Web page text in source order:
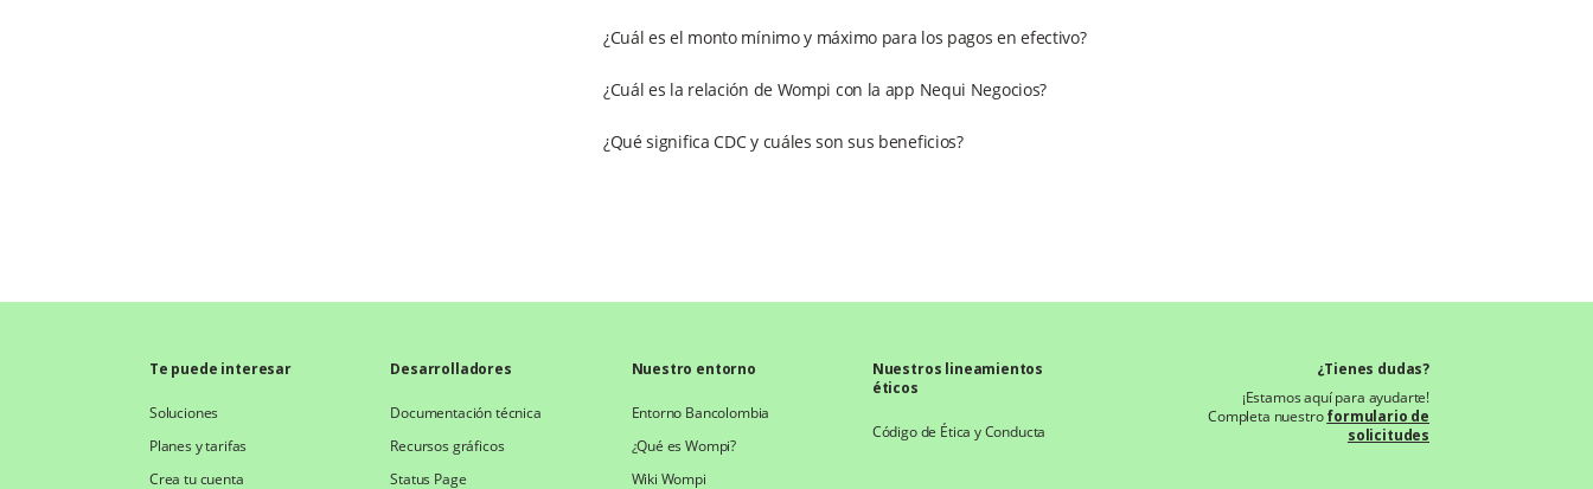
¿Cuál es el monto mínimo y máximo para los pagos en efectivo?
¿Cuál es la relación de Wompi con la app Nequi Negocios?
¿Qué significa CDC y cuáles son sus beneficios?
Te puede interesar
Soluciones
Planes y tarifas
Crea tu cuenta
Desarrolladores
Documentación técnica
Recursos gráficos
Status Page
Nuestro entorno
Entorno Bancolombia
¿Qué es Wompi?
Wiki Wompi
Nuestros lineamientos
éticos
Código de Ética y Conducta
¿Tienes dudas?
¡Estamos aquí para ayudarte!
Completa nuestroformulario de
solicitudes